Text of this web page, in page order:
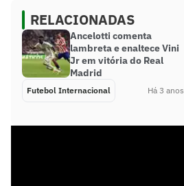
RELACIONADAS
Ancelotti comenta
lambreta e enaltece Vini
Jr em vitória do Real
Madrid
Futebol Internacional Há 3 anos